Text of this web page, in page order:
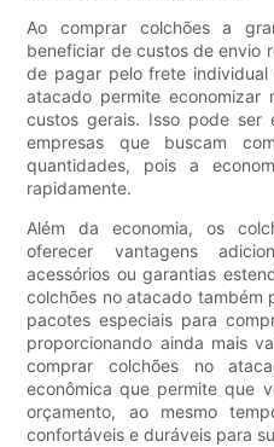
Ao comprar colchões a
beneficiar de custos de envio
de pagar pelo frete
atacado permite economizar
custos gerais. Isso pode ser
empresas que buscam
quantidades, pois a
rapidamente.
Além da economia, os
oferecer vantagens
acessórios ou garantias
colchões no atacado também
pacotes especiais para
proporcionando ainda mais
comprar colchões no
econômica que permite que
orçamento, ao mesmo
confortáveis ​​e duráveis ​​para